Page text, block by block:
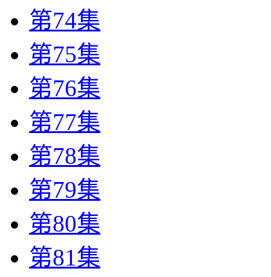
第74集
第75集
第76集
第77集
第78集
第79集
第80集
第81集